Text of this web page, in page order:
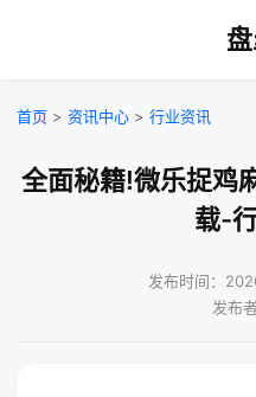
首页 > 资讯中心 > 行业资讯
全面秘籍!微乐捉鸡
载-
发布时间：
发布